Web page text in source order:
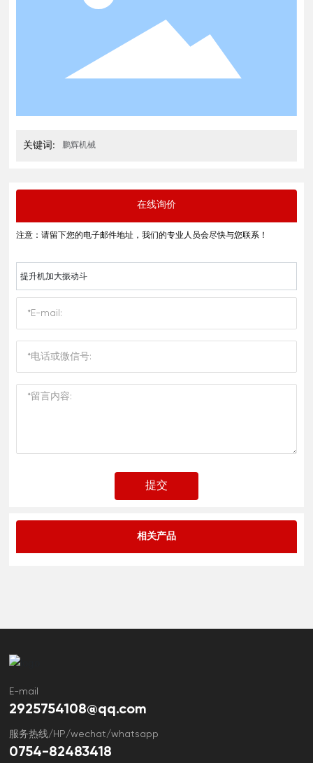
关键词: 鹏辉机械
在线询价
注意：请留下您的电子邮件地址，我们的专业人员会尽快与您联系！
提升机加大振动斗
提交
相关产品
E-mail
2925754108@qq.com
服务热线/HP/wechat/whatsapp
0754-82483418